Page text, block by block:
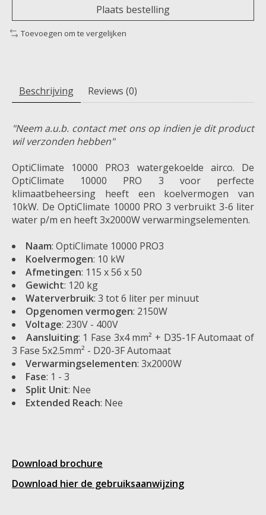
Plaats bestelling
Toevoegen om te vergelijken
Beschrijving Reviews (0)
"Neem a.u.b. contact met ons op indien je dit product
wil verzonden hebben"
OptiClimate 10000 PRO3 watergekoelde airco. De
OptiClimate 10000 PRO 3 voor perfecte
klimaatbeheersing heeft een koelvermogen van
10kW. De OptiClimate 10000 PRO 3 verbruikt 3-6 liter
water p/m en heeft 3x2000W verwarmingselementen.
Naam: OptiClimate 10000 PRO3
Koelvermogen: 10 kW
Afmetingen: 115 x 56 x 50
Gewicht: 120 kg
Waterverbruik: 3 tot 6 liter per minuut
Opgenomen vermogen: 2150W
Voltage: 230V - 400V
Aansluiting: 1 Fase 3x4 mm² + D35-1F Automaat of
3 Fase 5x2.5mm² - D20-3F Automaat
Verwarmingselementen: 3x2000W
Fase: 1 - 3
Split Unit: Nee
Extended Reach: Nee
Download brochure
Download hier de gebruiksaanwijzing